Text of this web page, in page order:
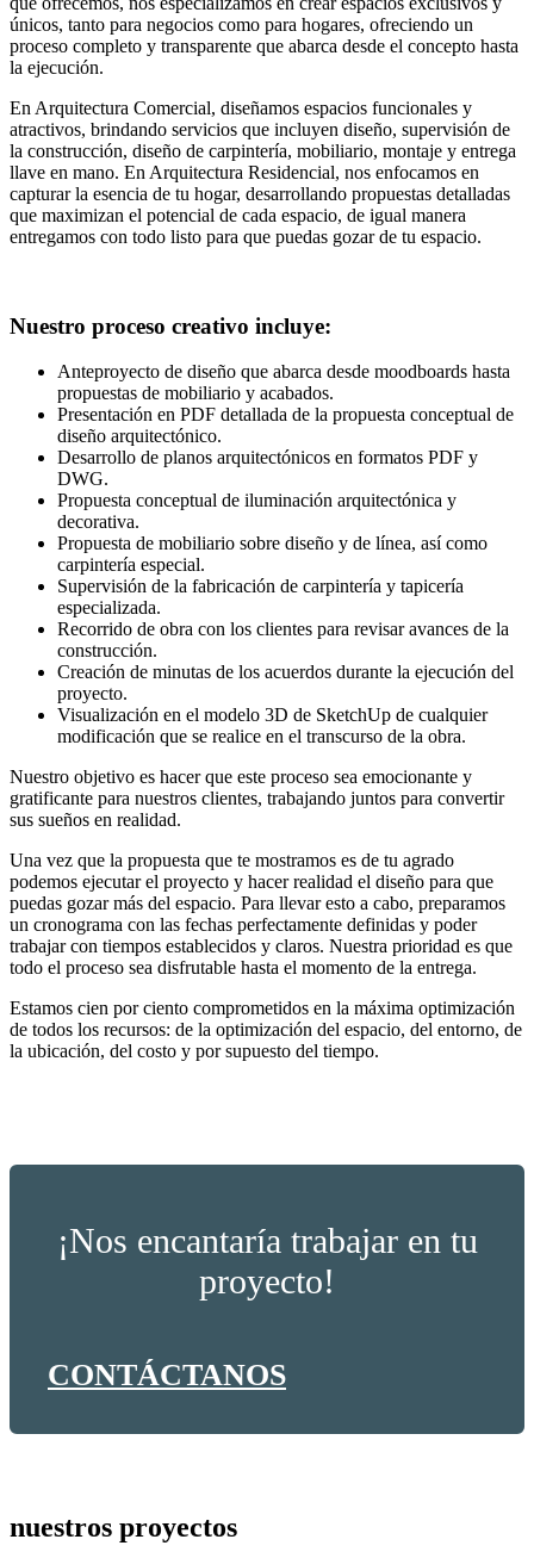
únicos, tanto para negocios como para hogares, ofreciendo un
proceso completo y transparente que abarca desde el concepto hasta
la ejecución.
En Arquitectura Comercial, diseñamos espacios funcionales y
atractivos, brindando servicios que incluyen diseño, supervisión de
la construcción, diseño de carpintería, mobiliario, montaje y entrega
llave en mano. En Arquitectura Residencial, nos enfocamos en
capturar la esencia de tu hogar, desarrollando propuestas detalladas
que maximizan el potencial de cada espacio, de igual manera
entregamos con todo listo para que puedas gozar de tu espacio.
Nuestro proceso creativo incluye:
Anteproyecto de diseño que abarca desde moodboards hasta
propuestas de mobiliario y acabados.
Presentación en PDF detallada de la propuesta conceptual de
diseño arquitectónico.
Desarrollo de planos arquitectónicos en formatos PDF y
DWG.
Propuesta conceptual de iluminación arquitectónica y
decorativa.
Propuesta de mobiliario sobre diseño y de línea, así como
carpintería especial.
Supervisión de la fabricación de carpintería y tapicería
especializada.
Recorrido de obra con los clientes para revisar avances de la
construcción.
Creación de minutas de los acuerdos durante la ejecución del
proyecto.
Visualización en el modelo 3D de SketchUp de cualquier
modificación que se realice en el transcurso de la obra.
Nuestro objetivo es hacer que este proceso sea emocionante y
gratificante para nuestros clientes, trabajando juntos para convertir
sus sueños en realidad.
Una vez que la propuesta que te mostramos es de tu agrado
podemos ejecutar el proyecto y hacer realidad el diseño para que
puedas gozar más del espacio. Para llevar esto a cabo, preparamos
un cronograma con las fechas perfectamente definidas y poder
trabajar con tiempos establecidos y claros. Nuestra prioridad es que
todo el proceso sea disfrutable hasta el momento de la entrega.
Estamos cien por ciento comprometidos en la máxima optimización
de todos los recursos: de la optimización del espacio, del entorno, de
la ubicación, del costo y por supuesto del tiempo.
¡Nos encantaría trabajar en tu
proyecto!
CONTÁCTANOS
nuestros proyectos